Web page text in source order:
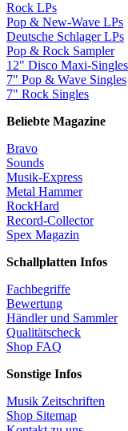
Rock LPs
Pop & New-Wave LPs
Deutsche Schlager LPs
Pop & Rock Sampler
12" Disco Maxi-Singles
7" Pop & Wave Singles
7" Rock Singles
Beliebte Magazine
Bravo
Sounds
Musik-Express
Metal Hammer
RockHard
Record-Collector
Spex Magazin
Schallplatten Infos
Fachbegriffe
Bewertung
Händler und Sammler
Qualitätscheck
Shop FAQ
Sonstige Infos
Musik Zeitschriften
Shop Sitemap